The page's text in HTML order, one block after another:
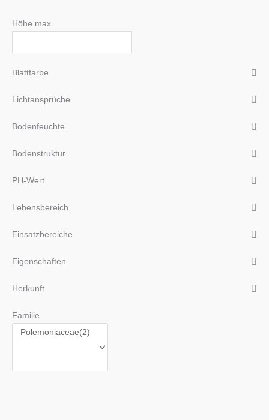
Höhe max
Blattfarbe
Lichtansprüche
Bodenfeuchte
Bodenstruktur
PH-Wert
Lebensbereich
Einsatzbereiche
Eigenschaften
Herkunft
Familie